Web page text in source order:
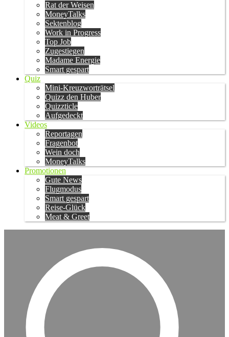
Rat der Weisen
MoneyTalks
Sektenblog
Work in Progress
Top Job
Zugestiegen
Madame Energie
Smart gespart
Quiz
Mini-Kreuzworträtsel
Quizz den Huber
Quizzticle
Aufgedeckt
Videos
Reportagen
Fragenbot
Wein doch
MoneyTalks
Promotionen
Gute News
Flugmodus
Smart gespart
Reise-Glück
Meat & Greet